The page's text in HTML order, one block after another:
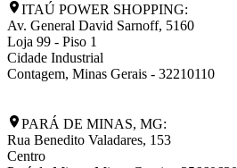
ITAÚ POWER SHOPPING:
Av. General David Sarnoff, 5160
Loja 99 - Piso 1
Cidade Industrial
Contagem, Minas Gerais - 32210110
PARÁ DE MINAS, MG:
Rua Benedito Valadares, 153
Centro